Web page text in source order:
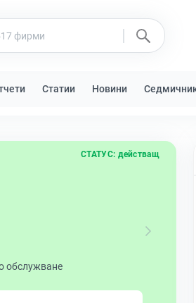
Статии Новини
СТАТУС: действащ
обслужване